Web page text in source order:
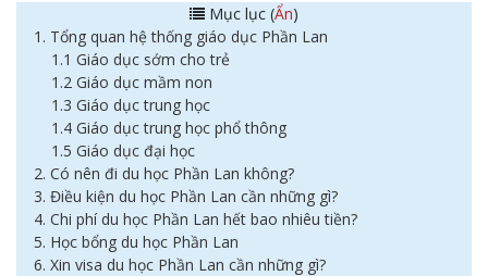
Mục lục (Ẩn)
1. Tổng quan hệ thống giáo dục Phần Lan
1.1 Giáo dục sớm cho trẻ
1.2 Giáo dục mầm non
1.3 Giáo dục trung học
1.4 Giáo dục trung học phổ thông
1.5 Giáo dục đại học
2. Có nên đi du học Phần Lan không?
3. Điều kiện du học Phần Lan cần những gì?
4. Chi phí du học Phần Lan hết bao nhiêu tiền?
5. Học bổng du học Phần Lan
6. Xin visa du học Phần Lan cần những gì?